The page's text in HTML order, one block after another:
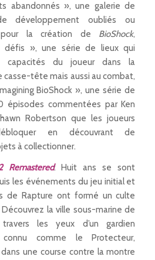
abandonnés », une galerie de
développement oubliés ou
pour la création de BioShock,
défis », une série de lieux qui
capacités du joueur dans la
casse-tête mais aussi au combat,
BioShock », une série de
épisodes commentées par Ken
Robertson que les joueurs
en découvrant de
à collectionner.
Remastered: Huit ans se sont
les événements du jeu initial et
de Rapture ont formé un culte
la ville sous-marine de
les yeux d’un gardien
connu comme le Protecteur,
une course contre la montre